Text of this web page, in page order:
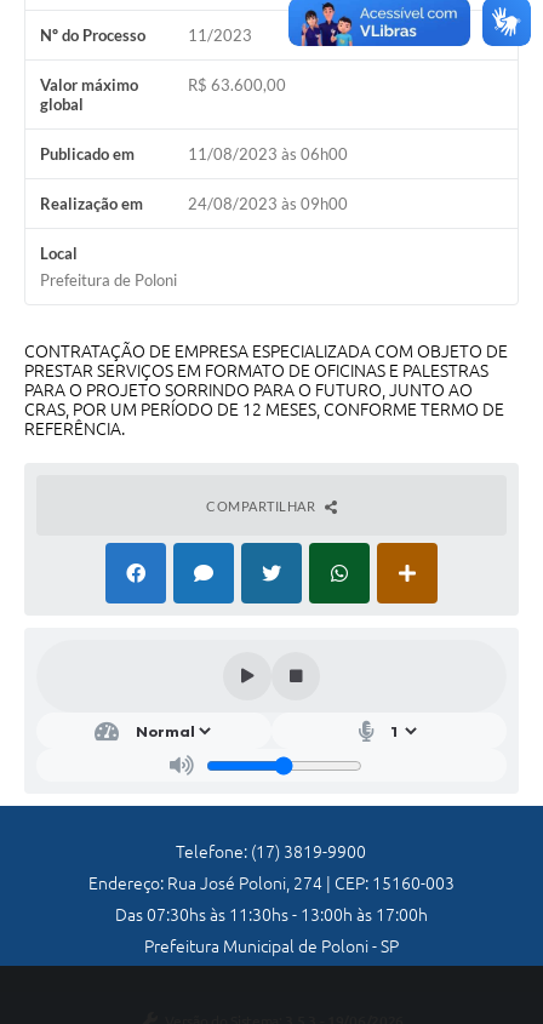
Projetos
Contas Públicas
Legislação
Editais
Links
Serviços Online
Telefones Úteis
A Prefeitura
Nº do Processo 11/2023
Valor máximo
global
R$ 63.600,00
Publicado em 11/08/2023 às 06h00
Realização em 24/08/2023 às 09h00
Local
Prefeitura de Poloni
CONTRATAÇÃO DE EMPRESA ESPECIALIZADA COM OBJETO DE
PRESTAR SERVIÇOS EM FORMATO DE OFICINAS E PALESTRAS
PARA O PROJETO SORRINDO PARA O FUTURO, JUNTO AO
CRAS, POR UM PERÍODO DE 12 MESES, CONFORME TERMO DE
REFERÊNCIA.
COMPARTILHAR
Telefone: (17) 3819-9900
Endereço: Rua José Poloni, 274 | CEP: 15160-003
Das 07:30hs às 11:30hs - 13:00h às 17:00h
Prefeitura Municipal de Poloni - SP